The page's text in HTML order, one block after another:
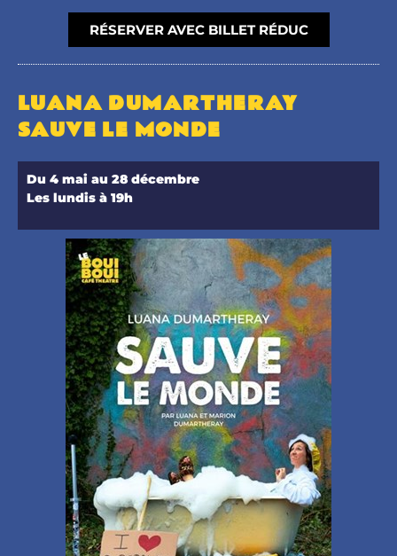
RÉSERVER AVEC BILLET RÉDUC
LUANA DUMARTHERAY
SAUVE LE MONDE
Du 4 mai au 28 décembre
Les lundis à 19h